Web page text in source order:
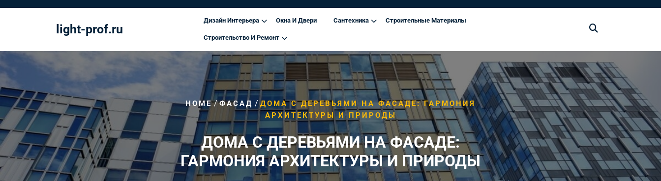
light-prof.ru
Дизайн Интерьера Окна И Двери Сантехника Строительные Материалы
Строительство И Ремонт
HOME/ФАСАД /ДОМА С ДЕРЕВЬЯМИ НА ФАСАДЕ: ГАРМОНИЯ
АРХИТЕКТУРЫ И ПРИРОДЫ
ДОМА С ДЕРЕВЬЯМИ НА ФАСАДЕ:
ГАРМОНИЯ АРХИТЕКТУРЫ И ПРИРОДЫ